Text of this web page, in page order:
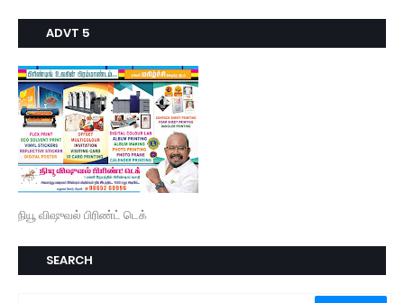
ADVT 5
நியூ விஷுவல் பிரிண்ட் டெக்
SEARCH